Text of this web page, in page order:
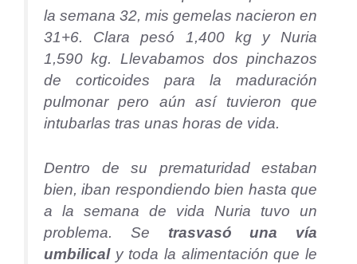
la semana 32, mis gemelas nacieron en
31+6. Clara pesó 1,400 kg y Nuria
1,590 kg. Llevabamos dos pinchazos
de corticoides para la maduración
pulmonar pero aún así tuvieron que
intubarlas tras unas horas de vida.
Dentro de su prematuridad estaban
bien, iban respondiendo bien hasta que
a la semana de vida Nuria tuvo un
problema. Se trasvasó una vía
umbilicaly toda la alimentación que le